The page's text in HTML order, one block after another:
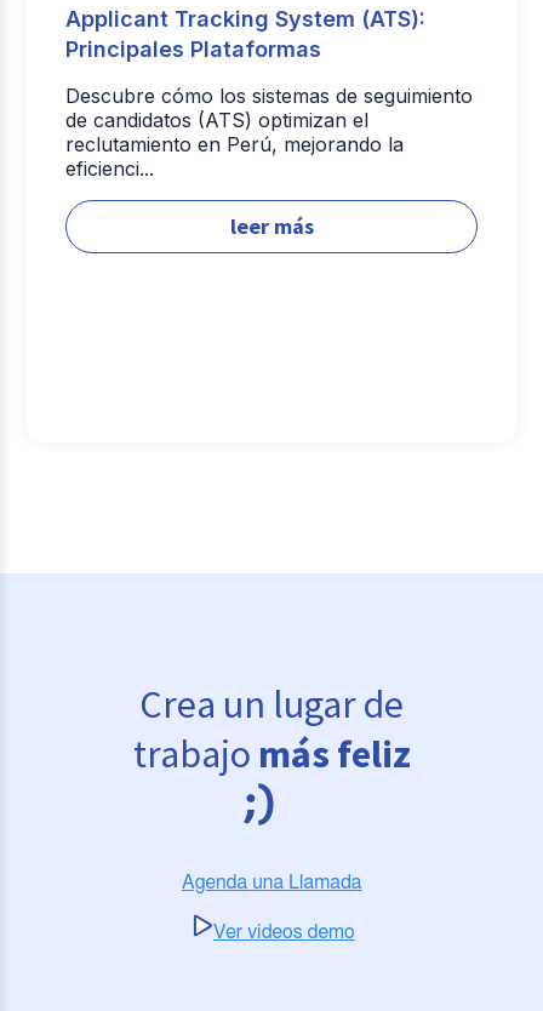
Applicant Tracking System (ATS):
Principales Plataformas
Descubre cómo los sistemas de seguimiento
de candidatos (ATS) optimizan el
reclutamiento en Perú, mejorando la
eficienci...
leer más
Crea un lugar de
trabajo más feliz